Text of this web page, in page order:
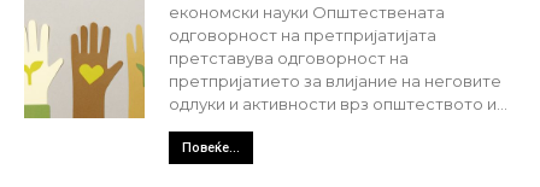
економски науки Општествената
одговорност на претпријатијата
претставува одговорност на
претпријатието за влијание на неговите
одлуки и активности врз општеството и...
Повеќе...